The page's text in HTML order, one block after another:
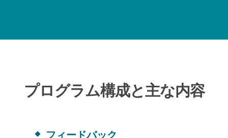
プログラム構成と主な内容
フィードバック